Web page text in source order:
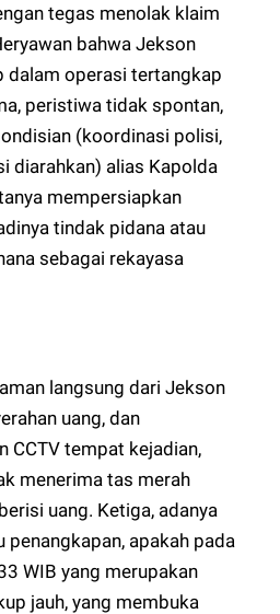
tegas menolak klaim
bahwa Jekson
dalam operasi tertangkap
peristiwa tidak spontan,
(koordinasi polisi,
diarahkan) alias Kapolda
mempersiapkan
tindak pidana atau
sebagai rekayasa
langsung dari Jekson
uang, dan
CCTV tempat kejadian,
menerima tas merah
uang. Ketiga, adanya
apakah pada
WIB yang merupakan
jauh, yang membuka